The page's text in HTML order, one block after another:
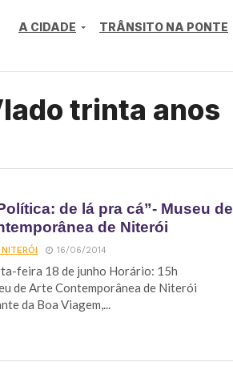
A CIDADE TRÂNSITO NA PONTE
trinta anos
de lá pra cá”- Museu de
de Niterói
16/06/2014
feira 18 de junho Horário: 15h
de Arte Contemporânea de Niterói
da Boa Viagem,...